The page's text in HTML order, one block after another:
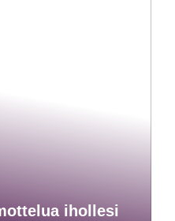
ihollesi